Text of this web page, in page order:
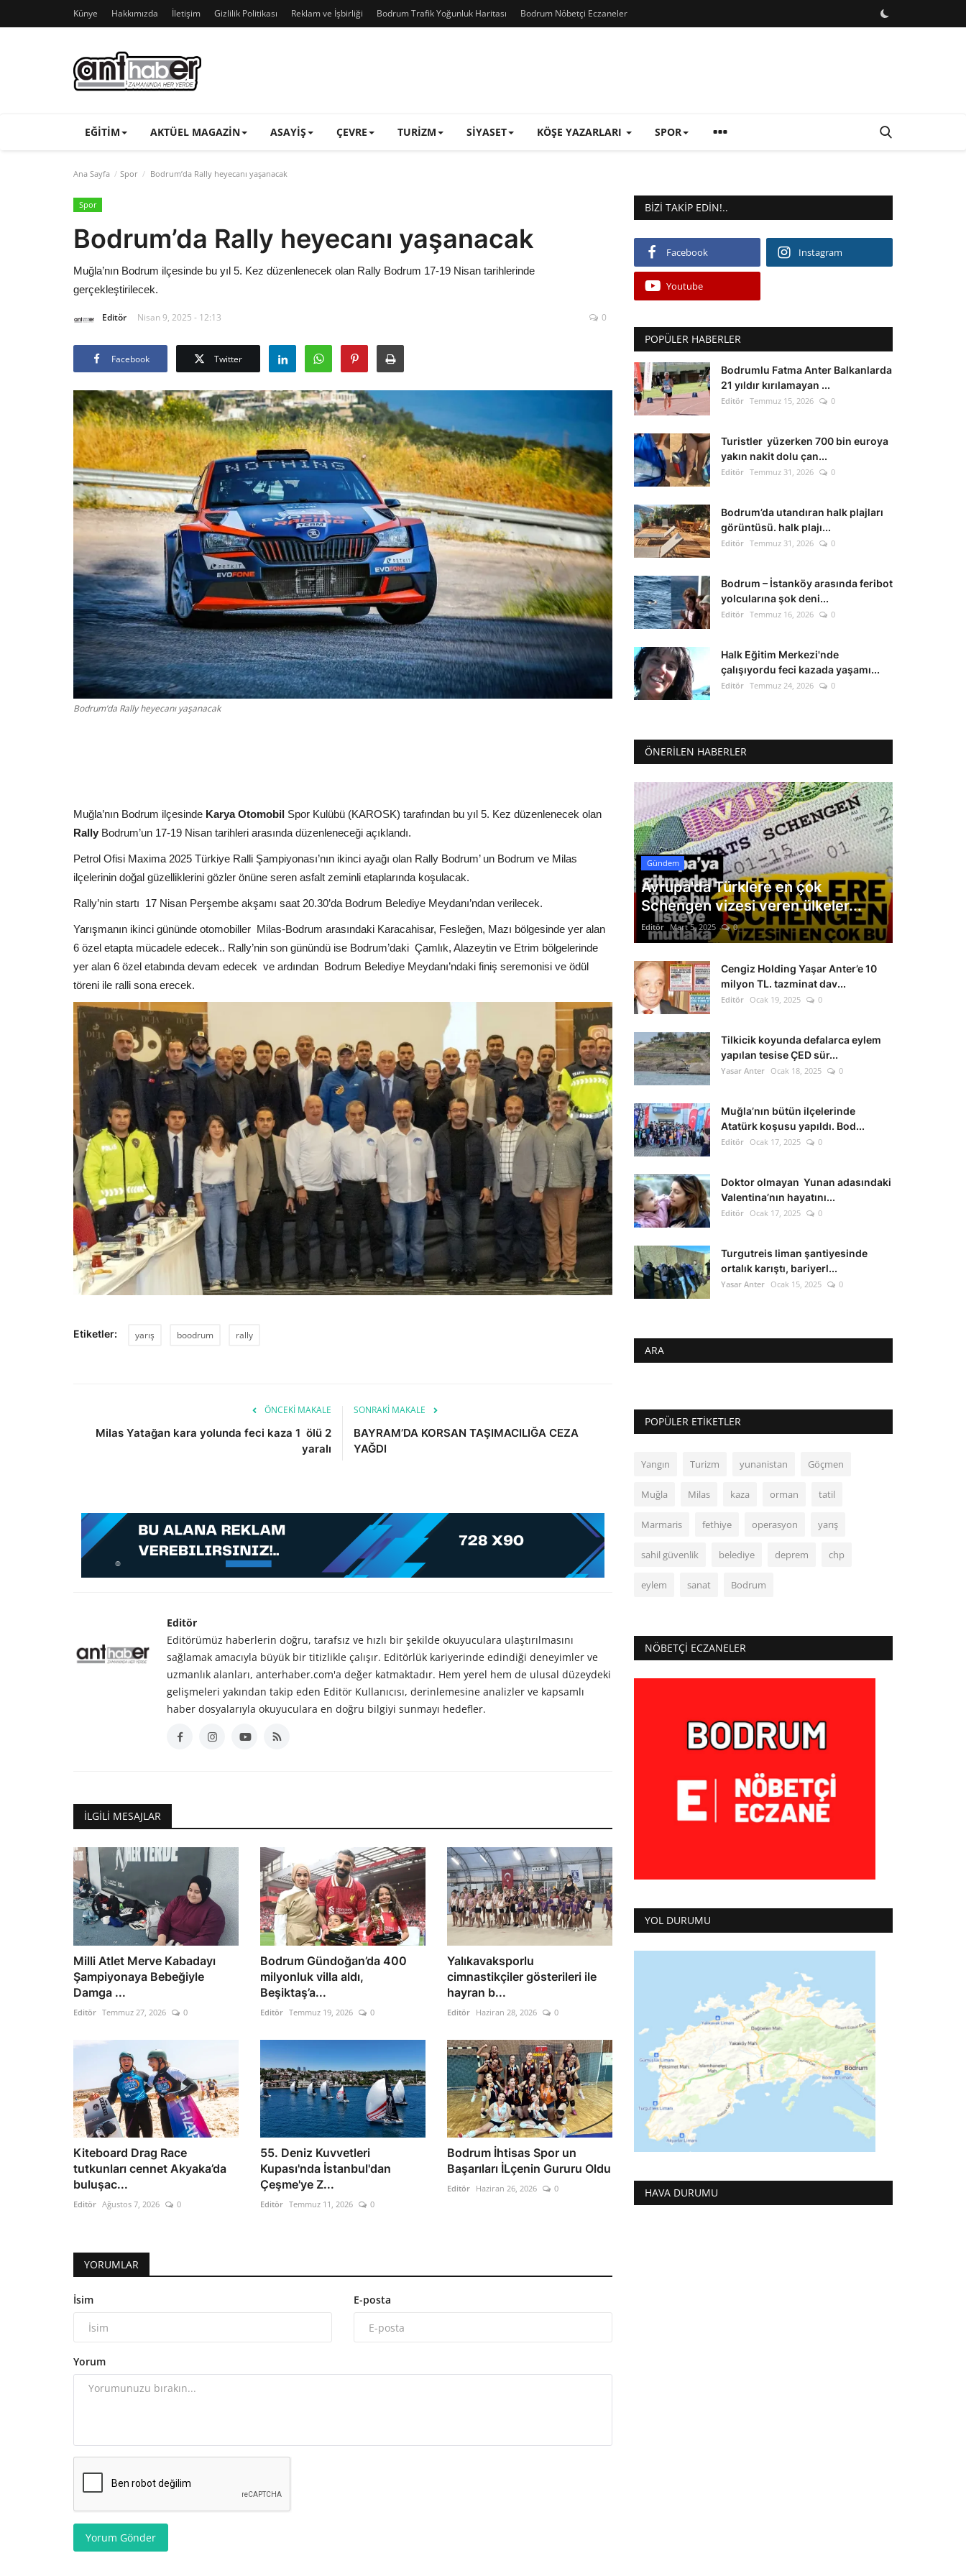
Künye Hakkımızda İletişim Gizlilik Politikası Reklam ve İşbirliği Bodrum Trafik Yoğunluk Haritası Bodrum Nöbetçi Eczaneler
EĞITIM AKTÜEL MAGAZIN ASAYIŞ ÇEVRE TURIZM SIYASET KÖŞE YAZARLARI SPOR
Ana Sayfa Spor Bodrum’da Rally heyecanı yaşanacak
Spor
Bodrum’da Rally heyecanı yaşanacak
Muğla’nın Bodrum ilçesinde bu yıl 5. Kez düzenlenecek olan Rally Bodrum 17-19 Nisan tarihlerinde
gerçekleştirilecek.
Editör Nisan 9, 2025 - 12:13 0
Facebook Twitter
Bodrum’da Rally heyecanı yaşanacak
Muğla’nın Bodrum ilçesinde Karya Otomobil Spor Kulübü (KAROSK) tarafından bu yıl 5. Kez düzenlenecek olan
Rally Bodrum’un 17-19 Nisan tarihleri arasında düzenleneceği açıklandı.
Petrol Ofisi Maxima 2025 Türkiye Ralli Şampiyonası’nın ikinci ayağı olan Rally Bodrum’ un Bodrum ve Milas
ilçelerinin doğal güzelliklerini gözler önüne seren asfalt zeminli etaplarında koşulacak.
Rally’nin startı 17 Nisan Perşembe akşamı saat 20.30’da Bodrum Belediye Meydanı’ndan verilecek.
Yarışmanın ikinci gününde otomobiller Milas-Bodrum arasındaki Karacahisar, Fesleğen, Mazı bölgesinde yer alan
6 özel etapta mücadele edecek.. Rally’nin son günündü ise Bodrum’daki Çamlık, Alazeytin ve Etrim bölgelerinde
yer alan 6 özel etabında devam edecek ve ardından Bodrum Belediye Meydanı’ndaki finiş seremonisi ve ödül
töreni ile ralli sona erecek.
Etiketler: yarış boodrum rally
ÖNCEKI MAKALE
Milas Yatağan kara yolunda feci kaza 1 ölü 2
yaralı
SONRAKI MAKALE
BAYRAM’DA KORSAN TAŞIMACILIĞA CEZA
YAĞDI
Editör
Editörümüz haberlerin doğru, tarafsız ve hızlı bir şekilde okuyuculara ulaştırılmasını
sağlamak amacıyla büyük bir titizlikle çalışır. Editörlük kariyerinde edindiği deneyimler ve
uzmanlık alanları, anterhaber.com'a değer katmaktadır. Hem yerel hem de ulusal düzeydeki
gelişmeleri yakından takip eden Editör Kullanıcısı, derinlemesine analizler ve kapsamlı
haber dosyalarıyla okuyuculara en doğru bilgiyi sunmayı hedefler.
İLGILI MESAJLAR
Milli Atlet Merve Kabadayı
Şampiyonaya Bebeğiyle
Damga ...
Editör Temmuz 27, 2026 0
Bodrum Gündoğan’da 400
milyonluk villa aldı,
Beşiktaş’a...
Editör Temmuz 19, 2026 0
Yalıkavaksporlu
cimnastikçiler gösterileri ile
hayran b...
Editör Haziran 28, 2026 0
Kiteboard Drag Race
tutkunları cennet Akyaka’da
buluşac...
Editör Ağustos 7, 2026 0
55. Deniz Kuvvetleri
Kupası'nda İstanbul'dan
Çeşme'ye Z...
Editör Temmuz 11, 2026 0
Bodrum İhtisas Spor un
Başarıları İLçenin Gururu Oldu
Editör Haziran 26, 2026 0
YORUMLAR
İsim E-posta
Yorum
Yorum Gönder
BIZI TAKIP EDIN!..
Facebook Instagram
Youtube
POPÜLER HABERLER
Bodrumlu Fatma Anter Balkanlarda
21 yıldır kırılamayan ...
Editör Temmuz 15, 2026 0
Turistler yüzerken 700 bin euroya
yakın nakit dolu çan...
Editör Temmuz 31, 2026 0
Bodrum’da utandıran halk plajları
görüntüsü. halk plajı...
Editör Temmuz 31, 2026 0
Bodrum – İstanköy arasında feribot
yolcularına şok deni...
Editör Temmuz 16, 2026 0
Halk Eğitim Merkezi'nde
çalışıyordu feci kazada yaşamı...
Editör Temmuz 24, 2026 0
ÖNERILEN HABERLER
Gündem
Avrupa'da Türklere en çok
Schengen vizesi veren ülkeler...
Editör Mart 5, 2025 0
Cengiz Holding Yaşar Anter’e 10
milyon TL. tazminat dav...
Editör Ocak 19, 2025 0
Tilkicik koyunda defalarca eylem
yapılan tesise ÇED sür...
Yasar Anter Ocak 18, 2025 0
Muğla’nın bütün ilçelerinde
Atatürk koşusu yapıldı. Bod...
Editör Ocak 17, 2025 0
Doktor olmayan Yunan adasındaki
Valentina’nın hayatını...
Editör Ocak 17, 2025 0
Turgutreis liman şantiyesinde
ortalık karıştı, bariyerl...
Yasar Anter Ocak 15, 2025 0
ARA
POPÜLER ETIKETLER
Yangın Turizm yunanistan Göçmen
Muğla Milas kaza orman tatil
Marmaris fethiye operasyon yarış
sahil güvenlik belediye deprem chp
eylem sanat Bodrum
NÖBETÇI ECZANELER
YOL DURUMU
HAVA DURUMU